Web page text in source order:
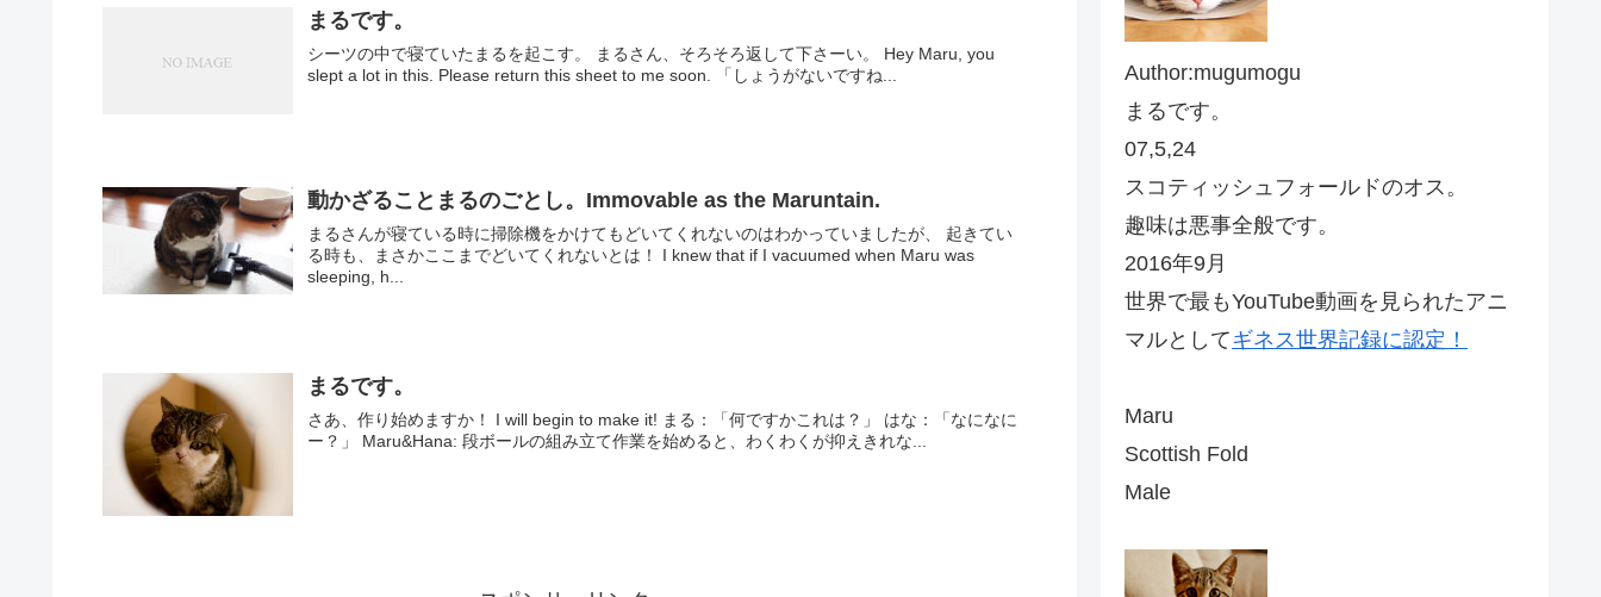
まるです。
シーツの中で寝ていたまるを起こす。 まるさん、そろそろ返して下さーい。 Hey Maru, you
slept a lot in this. Please return this sheet to me soon. 「しょうがないですね...
動かざることまるのごとし。Immovable as the Maruntain.
まるさんが寝ている時に掃除機をかけてもどいてくれないのはわかっていましたが、 起きてい
る時も、まさかここまでどいてくれないとは！ I knew that if I vacuumed when Maru was
sleeping, h...
まるです。
さあ、作り始めますか！ I will begin to make it! まる：「何ですかこれは？」 はな：「なになに
ー？」 Maru&Hana: 段ボールの組み立て作業を始めると、わくわくが抑えきれな...
Author:mugumogu
まるです。
07,5,24
スコティッシュフォールドのオス。
趣味は悪事全般です。
2016年9月
世界で最もYouTube動画を見られたアニ
マルとしてギネス世界記録に認定！
Maru
Scottish Fold
Male